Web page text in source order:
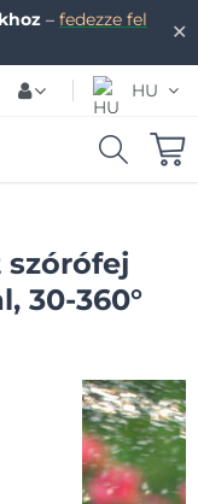
✕
– fedezze fel
HU
szórófej
30-360°